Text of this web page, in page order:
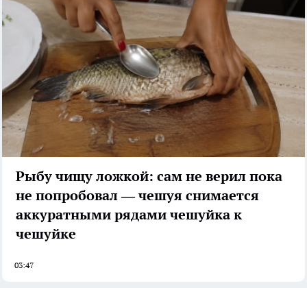
Рыбу чищу ложкой: сам не верил пока
не попробовал — чешуя снимается
аккуратными рядами чешуйка к
чешуйке
03:47